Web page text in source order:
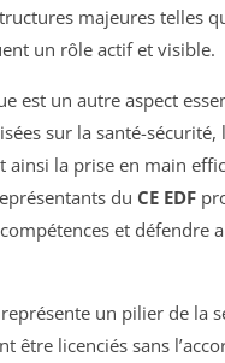
majeures telles
un rôle actif et visible.
est un autre aspect
sur la santé-
la prise en main
du CE EDF
et défendre
un pilier de la
être licenciés sans